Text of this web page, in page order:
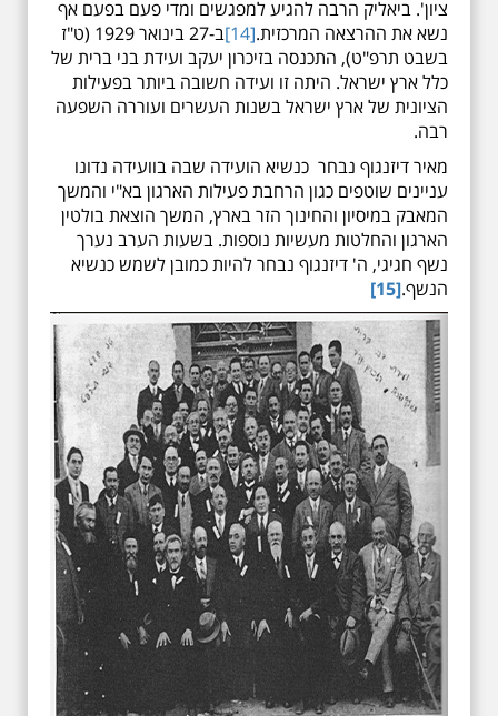
ציון'. ביאליק הרבה להגיע למפגשים ומדי פעם בפעם אף
נשא את ההרצאה המרכזית.[14]
ב-27 בינואר 1929 (ט"ז
בשבט תרפ"ט), התכנסה בזיכרון יעקב ועידת בני ברית של
כלל ארץ ישראל. היתה זו ועידה חשובה ביותר בפעילות
הציונית של ארץ ישראל בשנות העשרים ועוררה השפעה
רבה.
מאיר דיזנגוף נבחר כנשיא הועידה שבה בוועידה נדונו
עניינים שוטפים כגון הרחבת פעילות הארגון בא"י והמשך
המאבק במיסיון והחינוך הזר בארץ, המשך הוצאת בולטין
הארגון והחלטות מעשיות נוספות. בשעות הערב נערך
נשף חגיגי, ה' דיזנגוף נבחר להיות כמובן לשמש כנשיא
הנשף.[15]